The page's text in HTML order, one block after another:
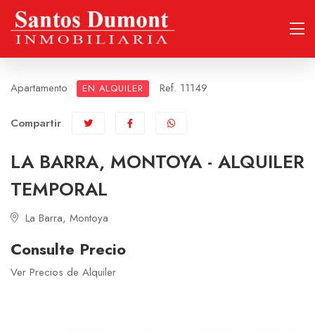
Apartamento EN ALQUILER Ref. 11149
Compartir
LA BARRA, MONTOYA - ALQUILER
TEMPORAL
La Barra, Montoya
Consulte Precio
Ver Precios de Alquiler